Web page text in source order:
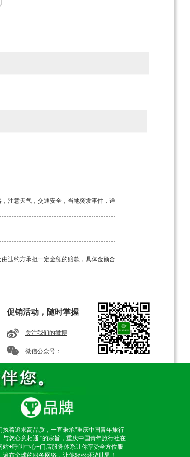
注意天气，交通安全，当地突发事件，详
违约方承担一定金额的赔款，具体金额合
促销活动，随时掌握
关注我们的微博
微信公众号：
执着追求高品质，一直秉承"重庆中国青年旅行
与您心意相通 "的宗旨，重庆中国青年旅行社在
站+呼叫中心+门店服务体系让你享受全方位服
遍布全球的服务网络，让你轻松环游世界！